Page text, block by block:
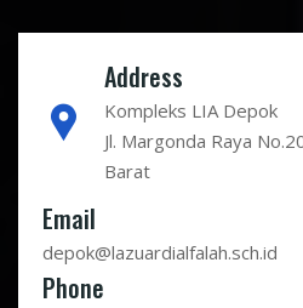
Address
Kompleks LIA Depok
Jl. Margonda Raya
Barat
Email
depok@lazuardialfalah.sch.id
Phone